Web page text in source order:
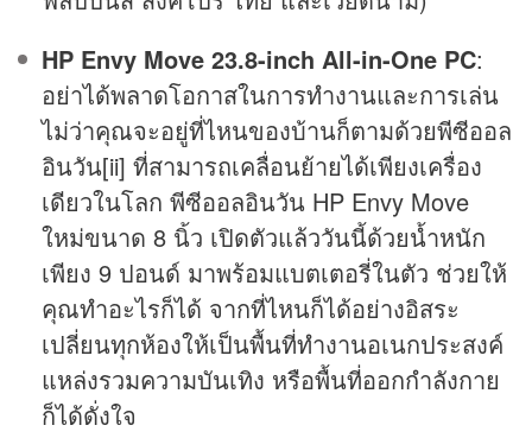
HP Envy Move 23.8-inch All-in-One PC:
อย่าได้พลาดโอกาสในการทำงานและการเล่น
ไม่ว่าคุณจะอยู่ที่ไหนของบ้านก็ตามด้วยพีซีออล
อินวัน[ii] ที่สามารถเคลื่อนย้ายได้เพียงเครื่อง
เดียวในโลก พีซีออลอินวัน HP Envy Move
ใหม่ขนาด 8 นิ้ว เปิดตัวแล้ววันนี้ด้วยน้ำหนัก
เพียง 9 ปอนด์ มาพร้อมแบตเตอรี่ในตัว ช่วยให้
คุณทำอะไรก็ได้ จากที่ไหนก็ได้อย่างอิสระ
เปลี่ยนทุกห้องให้เป็นพื้นที่ทำงานอเนกประสงค์
แหล่งรวมความบันเทิง หรือพื้นที่ออกกำลังกาย
ก็ได้ดั่งใจ